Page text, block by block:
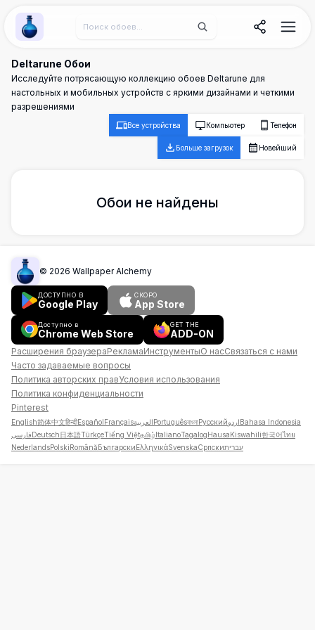
Wallpaper Alchemy
Deltarune Обои
Исследуйте потрясающую коллекцию обоев Deltarune для
настольных и мобильных устройств с яркими дизайнами и четкими
разрешениями
Все устройства Компьютер Телефон
Больше загрузок Новейший
Обои не найдены
© 2026 Wallpaper Alchemy
ДОСТУПНО В
Google Play
СКОРО
App Store
Доступно в
Chrome Web Store
GET THE
ADD-ON
Расширения браузераРекламаИнструментыО насСвязаться с нами
Часто задаваемые вопросы
Политика авторских правУсловия использования
Политика конфиденциальности
Pinterest
English简体中文हिन्दीEspañolFrançaisالعربيةPortuguêsবাংলাРусскийاردوBahasa Indonesia
فارسیDeutsch日本語TürkçeTiếng Việtதமிழ்ItalianoTagalogHausaKiswahili한국어ไทย
NederlandsPolskiRomânăБългарскиΕλληνικάSvenskaСрпскиעברית